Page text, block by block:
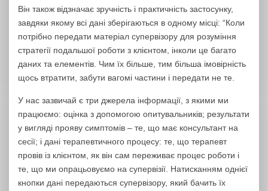
Він також відзначає зручність і практичність застосунку,
завдяки якому всі дані зберігаються в одному місці: “Коли
потрібно передати матеріал супервізору для розуміння
стратегії подальшої роботи з клієнтом, інколи це багато
даних та елементів. Чим їх більше, тим більша імовірність
щось втратити, забути вагомі частини і передати не те.
У нас зазвичай є три джерела інформації, з якими ми
працюємо: оцінка з допомогою опитувальників; результати
у вигляді прояву симптомів – те, що має консультант на
сесії; і дані терапевтичного процесу: те, що терапевт
провів із клієнтом, як він сам переживає процес роботи і
те, що ми опрацьовуємо на супервізії. Натисканням однієї
кнопки дані передаються супервізору, який бачить їх